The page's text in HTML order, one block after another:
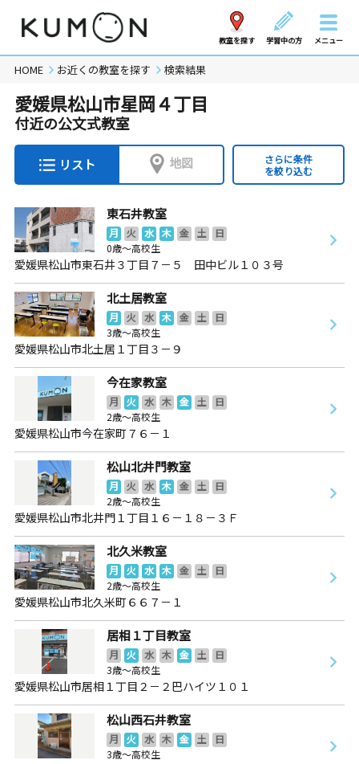
教室を探す 学習中の方 メニュー
HOME お近くの教室を探す 検索結果
愛媛県松山市星岡４丁目
付近の公文式教室
リスト 地図
さらに条件
を絞り込む
東石井教室
月 火 水 木 金 土
日
0歳～高校生
愛媛県松山市東石井３丁目７－５ 田中ビル１０３号
北土居教室
月 火 水 木 金 土
日
3歳～高校生
愛媛県松山市北土居１丁目３－９
今在家教室
月 火 水 木 金 土
日
2歳～高校生
愛媛県松山市今在家町７６－１
松山北井門教室
月 火 水 木 金 土
日
2歳～高校生
愛媛県松山市北井門１丁目１６－１８－３Ｆ
北久米教室
月 火 水 木 金 土
日
2歳～高校生
愛媛県松山市北久米町６６７－１
居相１丁目教室
月 火 水 木 金 土
日
3歳～高校生
愛媛県松山市居相１丁目２－２巴ハイツ１０１
松山西石井教室
月 火 水 木 金 土
日
3歳～高校生